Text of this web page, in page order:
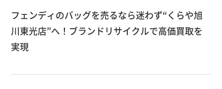
フェンディのバッグを売るなら迷わず“くらや旭
川東光店”へ！ブランドリサイクルで高価買取を
実現